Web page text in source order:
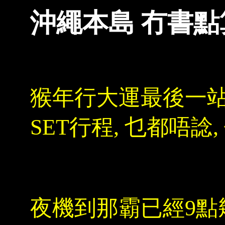
沖繩本島 冇書
猴年行大運最後一
SET行程, 乜都唔諗
夜機到那霸已經9